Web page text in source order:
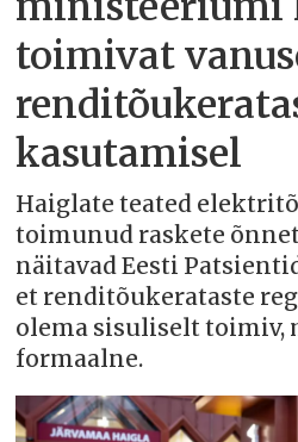
toimivat
kasutamisel
Haiglate teated
toimunud raskete
näitavad Eesti
et renditõukerataste
olema sisuliselt toimiv,
formaalne.